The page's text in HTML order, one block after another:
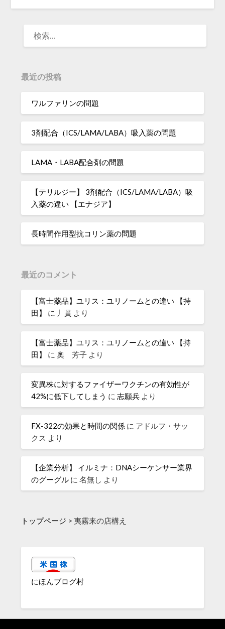
最近の投稿
ワルファリンの問題
3剤配合（ICS/LAMA/LABA）吸入薬の問題
LAMA・LABA配合剤の問題
【テリルジー】 3剤配合（ICS/LAMA/LABA）吸
入薬の違い 【エナジア】
長時間作用型抗コリン薬の問題
最近のコメント
【富士薬品】ユリス：ユリノームとの違い 【持
田】
に 丿貫 より
【富士薬品】ユリス：ユリノームとの違い 【持
田】
に奧 芳子 より
変異株に対するファイザーワクチンの有効性が
42%に低下してしまう に志願兵 より
FX-322の効果と時間の関係 に アドルフ・サッ
クス より
【企業分析】 イルミナ：DNAシーケンサー業界
のグーグル に名無し より
トップページ >夷霧来の店構え
にほんブログ村